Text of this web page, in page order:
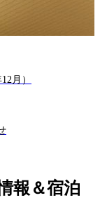
月）
報＆宿泊